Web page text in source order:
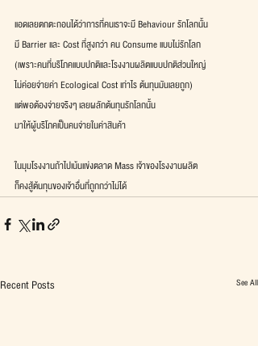
แอดเลยตกตะกอนได้ว่าการที่คนเราจะมี Behaviour รักโลกนั้น
มี Barrier และ Cost ที่สูงกว่า คน Consume แบบไม่รักโลก
(เพราะคนที่บริโภคแบบปกติและโรงงานผลิตแบบปกติส่วนใหญ่
ไม่ค่อยจ่ายค่า Ecological Cost เท่าไร ต้นทุนมันเลยถูก)
แต่พอต้องจ่ายจริงๆ เลยผลักต้นทุนรักโลกนั้น
มาให้ผู้บริโภคเป็นคนจ่ายในค่าสินค้า
ในมุมโรงงานถ้าไปเน้นแข่งตลาด Mass เจ้าของโรงงานผลิต
ก็คงสู้ต้นทุนของเจ้าอื่นที่ถูกกว่าไม่ได้
Recent Posts See All